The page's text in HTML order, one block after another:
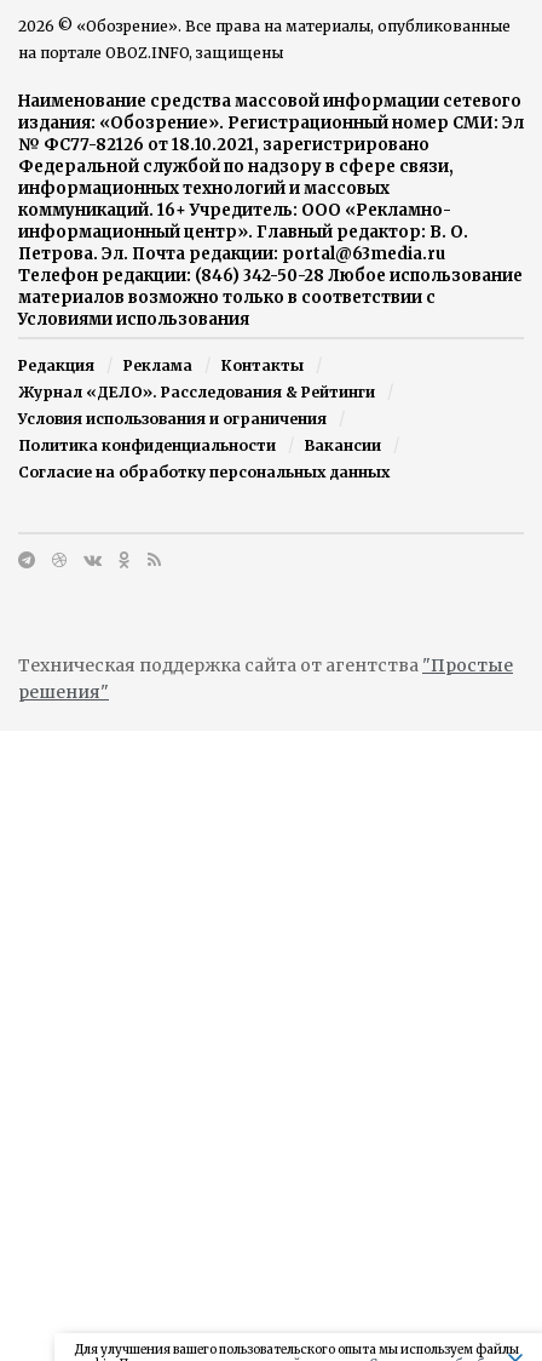
2026 © «Обозрение». Все права на материалы, опубликованные
на портале OBOZ.INFO, защищены
Наименование средства массовой информации сетевого
издания: «Обозрение». Регистрационный номер СМИ: Эл
№ ФС77-82126 от 18.10.2021, зарегистрировано
Федеральной службой по надзору в сфере связи,
информационных технологий и массовых
коммуникаций. 16+ Учредитель: ООО «Рекламно-
информационный центр». Главный редактор: В. О.
Петрова. Эл. Почта редакции: portal@63media.ru
Телефон редакции: (846) 342-50-28 Любое использование
материалов возможно только в соответствии с
Условиями использования
Редакция Реклама
Контакты
Журнал «ДЕЛО». Расследования & Рейтинги
Условия использования и ограничения
Политика конфиденциальности
Вакансии
Согласие на обработку персональных данных
Техническая поддержка сайта от агентства "Простые
решения"
Для улучшения вашего пользовательского опыта мы используем файлы